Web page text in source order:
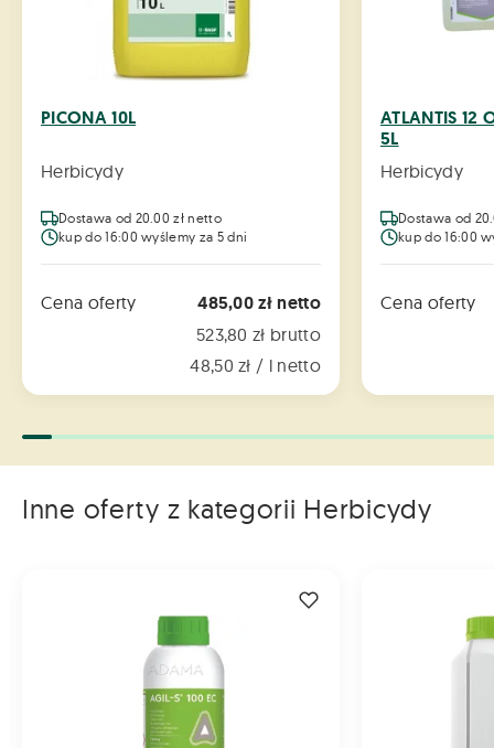
PICONA 10L
Herbicydy
Dostawa od 20.00 zł netto
kup do 16:00 wyślemy za 5 dni
Cena oferty 485,00 zł netto
523,80 zł brutto
48,50 zł / l netto
ATLANTIS 12
5L
Herbicydy
Dostawa od
kup do 16:00
Cena oferty
Inne oferty z kategorii Herbicydy